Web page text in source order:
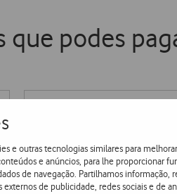
e outras tecnologias similares para
e anúncios, para lhe proporcionar
de navegação. Partilhamos informação,
externos de publicidade, redes sociais e de
que podes